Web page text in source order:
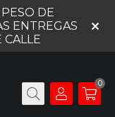
DE
ENTREGAS
CALLE
0